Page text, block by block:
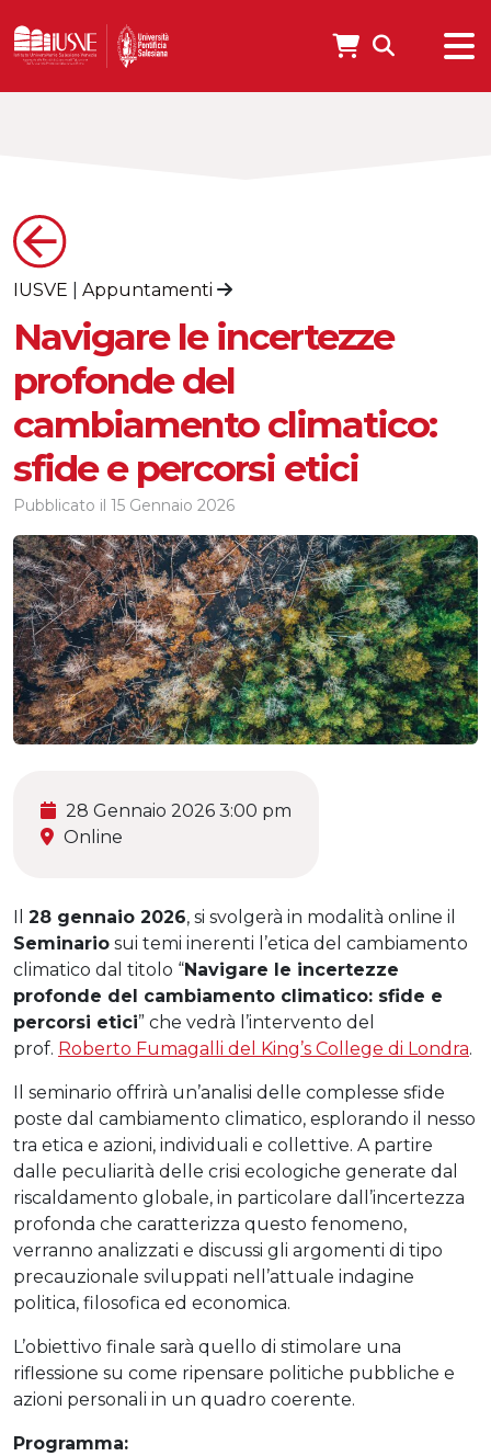
IUSVE Appuntamenti
Navigare le incertezze
profonde del
cambiamento climatico:
sfide e percorsi etici
Pubblicato il 15 Gennaio 2026
28 Gennaio 2026 3:00 pm
Online
Il 28 gennaio 2026, si svolgerà in modalità online il
Seminario sui temi inerenti l’etica del cambiamento
climatico dal titolo “Navigare le incertezze
profonde del cambiamento climatico: sfide e
percorsi etici” che vedrà l’intervento del
prof. Roberto Fumagalli del King’s College di Londra.
Il seminario offrirà un’analisi delle complesse sfide
poste dal cambiamento climatico, esplorando il nesso
tra etica e azioni, individuali e collettive. A partire
dalle peculiarità delle crisi ecologiche generate dal
riscaldamento globale, in particolare dall’incertezza
profonda che caratterizza questo fenomeno,
verranno analizzati e discussi gli argomenti di tipo
precauzionale sviluppati nell’attuale indagine
politica, filosofica ed economica.
L’obiettivo finale sarà quello di stimolare una
riflessione su come ripensare politiche pubbliche e
azioni personali in un quadro coerente.
Programma: